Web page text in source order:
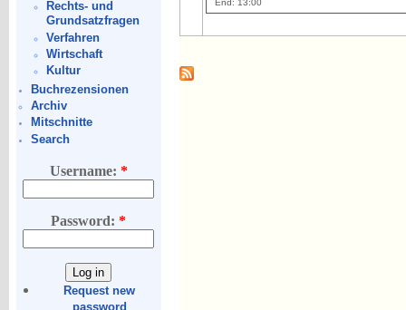
Rechts- und
Grundsatzfragen
Verfahren
Wirtschaft
Kultur
Buchrezensionen
Archiv
Mitschnitte
Search
Username: *
Password:*
Request new
password
End: 13:00